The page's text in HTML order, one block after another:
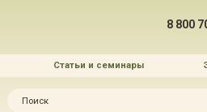
8 800
Статьи и семинары